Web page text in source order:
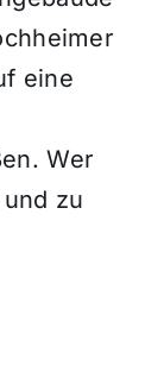
eine
Wer
zu